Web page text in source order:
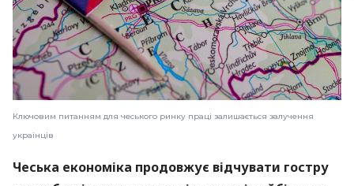
Ключовим питанням для чеського ринку праці залишається залучення
українців
Чеська економіка продовжує відчувати гостру